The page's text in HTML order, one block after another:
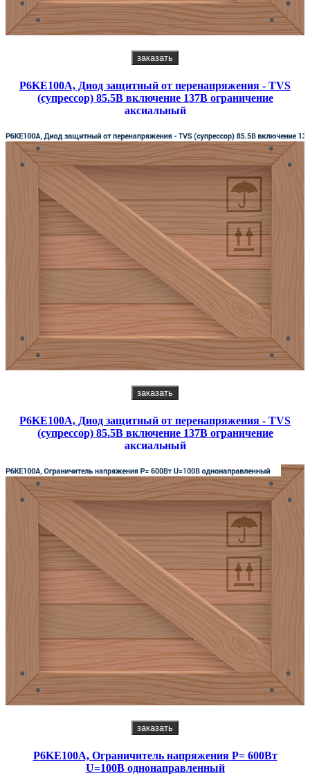
заказать
P6KE100A, Диод защитный от перенапряжения - TVS
(супрессор) 85.5В включение 137В ограничение
аксиальный
заказать
P6KE100A, Диод защитный от перенапряжения - TVS
(супрессор) 85.5В включение 137В ограничение
аксиальный
заказать
P6KE100A, Ограничитель напряжения Р= 600Вт
U=100В однонаправленный